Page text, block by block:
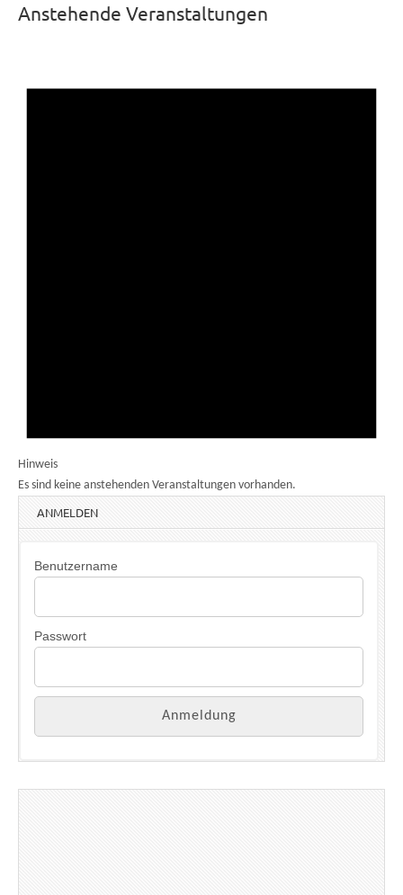
Anstehende Veranstaltungen
Hinweis
Es sind keine anstehenden Veranstaltungen vorhanden.
ANMELDEN
Benutzername
Passwort